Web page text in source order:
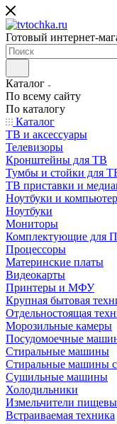
Готовый интернет-
Каталог
По всему сайту
По каталогу
Каталог
ТВ и аксессуары
Телевизоры
Кронштейны для ТВ
Тумбы и стойки для
ТВ приставки и
Ноутбуки и
Ноутбуки
Мониторы
Комплектующие для
Процессоры
Материнские платы
Видеокарты
Принтеры и МФУ
Крупная бытовая
Отдельностоящая
Морозильные камеры
Посудомоечные
Стиральные машины
Стиральные машины
Сушильные машины
Холодильники
Измельчители
Встраиваемая техника